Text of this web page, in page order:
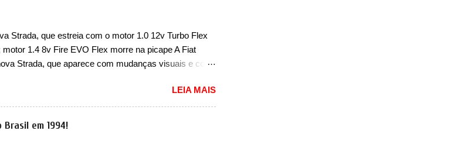
ventilação e ar-condicionado). A marca também
de Controle da Bateria (BPCM), que poderá causar a
a atualização do software do modulo de...
Strada, que estreia com o motor 1.0 12v Turbo Flex
1.4 8v Fire EVO Flex morre na picape A Fiat
Strada, que aparece com mudanças visuais e com
a Fiat apresentou mudanças visuais e a estreia
conhecido como T200. Praticamente sem
ser mutável com avanços importantes que a
T200, que estreou nos irmãos Pulse e Fastback. "A
LEIA MAIS
em 1994!